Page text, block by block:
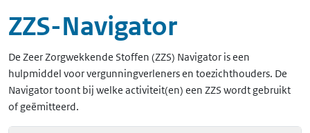
ZZS-Navigator
De Zeer Zorgwekkende Stoffen (ZZS) Navigator is een
hulpmiddel voor vergunningverleners en toezichthouders. De
Navigator toont bij welke activiteit(en) een ZZS wordt gebruikt
of geëmitteerd.